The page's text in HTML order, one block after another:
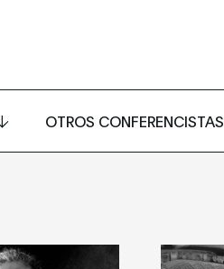
OTROS CONFERENCISTAS